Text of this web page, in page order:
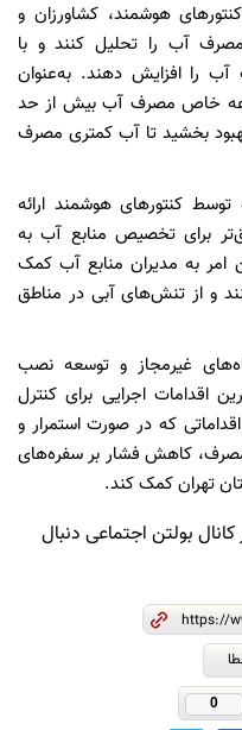
هوشمند، کشاورزان و
مصرف آب را تحلیل کنند و با
را افزایش دهند. به‌عنوان
خاص مصرف آب بیش از حد
بخشید تا آب کمتری مصرف
کنتورهای هوشمند ارائه
برای تخصیص منابع آب به
به مدیران منابع آب کمک
و از تنش‌های آبی در مناطق
غیرمجاز و توسعه نصب
اقدامات اجرایی برای کنترل
که در صورت استمرار و
مصرف، کاهش فشار بر سفره‌های
تهران کمک کند.
بولتن اجتماعی دنبال
0